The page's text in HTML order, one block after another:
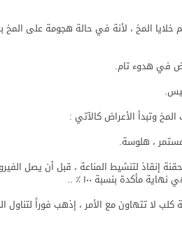
المخ ، لأنة في حالة هجومة على المخ
في هدوء تام.
وتبدأ الأعراض كالآتي :
، هلوسة.
إنقاذ لتنشيط المناعة ، قبل أن يصل
مأكدة بنسبة ١٠٠ ٪ ..
لا تتهاون مع الأمر ، إذهب فوراً لتناول